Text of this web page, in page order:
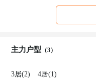
主力户型 （3）
3居(2) 4居(1)